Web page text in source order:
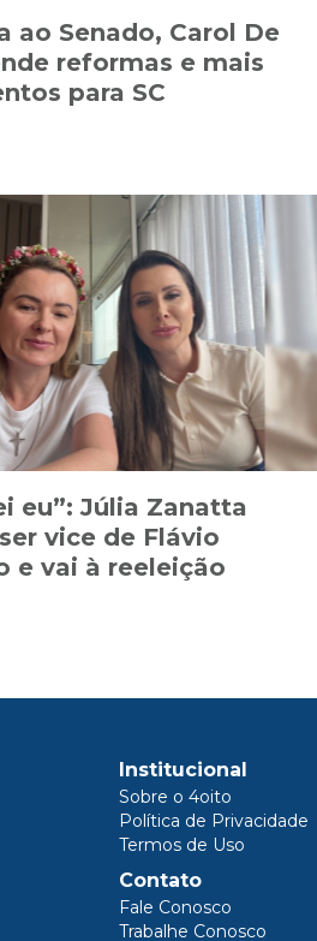
ao Senado, Carol De
reformas e mais
para SC
eu”: Júlia Zanatta
vice de Flávio
e vai à reeleição
Institucional
Sobre o 4oito
Política de Privacidade
Termos de Uso
Contato
Fale Conosco
Trabalhe Conosco